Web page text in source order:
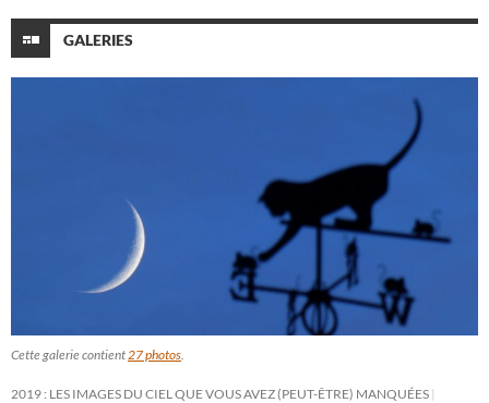
GALERIES
Cette galerie contient 27 photos
2019 : LES IMAGES DU CIEL QUE VOUS AVEZ (PEUT-ÊTRE) MANQUÉES